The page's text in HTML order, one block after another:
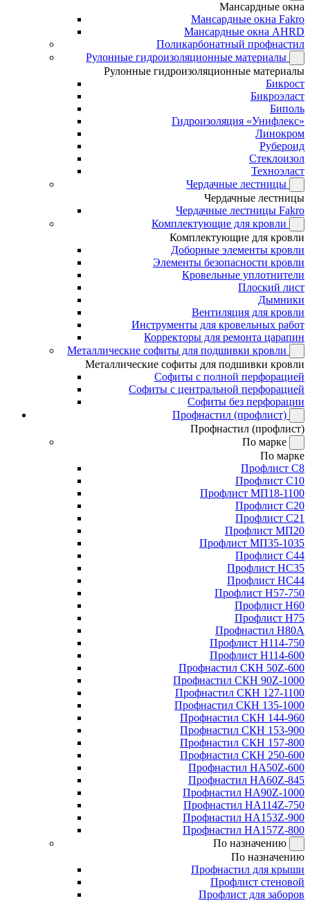
Мансардные окна
Мансардные окна Fakro
Мансардные окна AHRD
Поликарбонатный профнастил
Рулонные гидроизоляционные материалы
Рулонные гидроизоляционные материалы
Бикрост
Бикроэласт
Биполь
Гидроизоляция «Унифлекс»
Линокром
Рубероид
Стеклоизол
Техноэласт
Чердачные лестницы
Чердачные лестницы
Чердачные лестницы Fakro
Комплектующие для кровли
Комплектующие для кровли
Доборные элементы кровли
Элементы безопасности кровли
Кровельные уплотнители
Плоский лист
Дымники
Вентиляция для кровли
Инструменты для кровельных работ
Корректоры для ремонта царапин
Металлические софиты для подшивки кровли
Металлические софиты для подшивки кровли
Софиты с полной перфорацией
Софиты с центральной перфорацией
Софиты без перфорации
Профнастил (профлист)
Профнастил (профлист)
По марке
По марке
Профлист С8
Профлист С10
Профлист МП18-1100
Профлист С20
Профлист С21
Профлист МП20
Профлист МП35-1035
Профлист С44
Профлист НС35
Профлист НС44
Профлист Н57-750
Профлист Н60
Профлист Н75
Профнастил Н80А
Профлист Н114-750
Профлист Н114-600
Профнастил СКН 50Z-600
Профнастил СКН 90Z-1000
Профнастил СКН 127-1100
Профнастил СКН 135-1000
Профнастил СКН 144-960
Профнастил СКН 153-900
Профнастил СКН 157-800
Профнастил СКН 250-600
Профнастил НА50Z-600
Профнастил НА60Z-845
Профнастил НА90Z-1000
Профнастил НА114Z-750
Профнастил НА153Z-900
Профнастил НА157Z-800
По назначению
По назначению
Профнастил для крыши
Профлист стеновой
Профлист для заборов